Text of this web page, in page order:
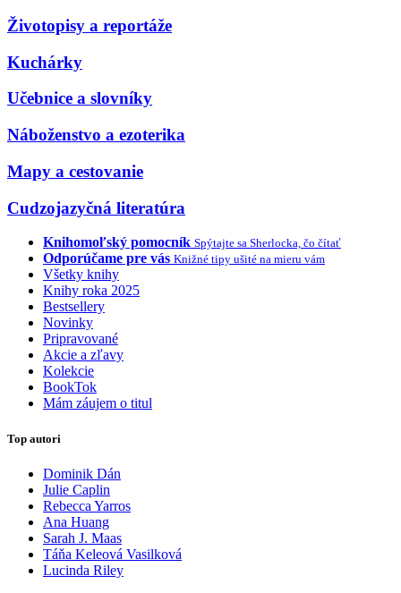
Životopisy a reportáže
Kuchárky
Učebnice a slovníky
Náboženstvo a ezoterika
Mapy a cestovanie
Cudzojazyčná literatúra
Knihomoľský pomocník Spýtajte sa Sherlocka, čo čítať
Odporúčame pre vás Knižné tipy ušité na mieru vám
Všetky knihy
Knihy roka 2025
Bestsellery
Novinky
Pripravované
Akcie a zľavy
Kolekcie
BookTok
Mám záujem o titul
Top autori
Dominik Dán
Julie Caplin
Rebecca Yarros
Ana Huang
Sarah J. Maas
Táňa Keleová Vasilková
Lucinda Riley